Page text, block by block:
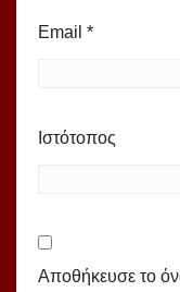
Email *
Ιστότοπος
Αποθήκευσε το